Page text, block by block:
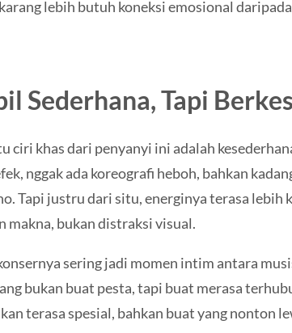
lebih butuh koneksi emosional
Sederhana, Tapi
ciri khas dari penyanyi ini adalah
nggak ada koreografi heboh, bahkan
Tapi justru dari situ, energinya terasa lebih
makna, bukan distraksi visual.
sering jadi momen intim antara
bukan buat pesta, tapi buat merasa
terasa spesial, bahkan buat yang nonton